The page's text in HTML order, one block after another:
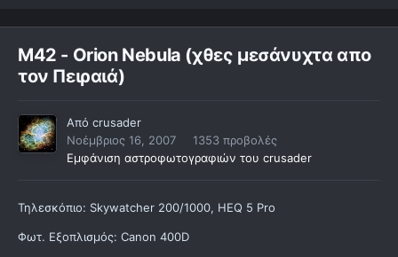
M42 - Orion Nebula (χθες μεσάνυχτα απο
τον Πειραιά)
Από crusader
Νοέμβριος 16, 2007
1353 προβολές
Εμφάνιση αστροφωτογραφιών του crusader
Τηλεσκόπιο: Skywatcher 200/1000, HEQ 5 Pro
Φωτ. Εξοπλισμός: Canon 400D